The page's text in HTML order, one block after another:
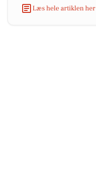
Læs hele artiklen her